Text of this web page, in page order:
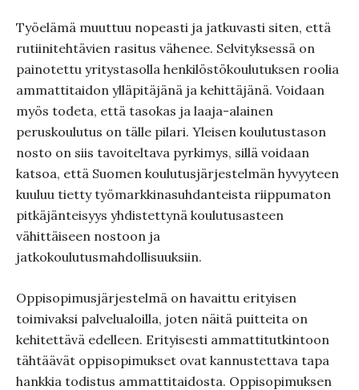
Työelämä muuttuu nopeasti ja jatkuvasti siten, että
rutiinitehtävien rasitus vähenee. Selvityksessä on
painotettu yritystasolla henkilöstökoulutuksen roolia
ammattitaidon ylläpitäjänä ja kehittäjänä. Voidaan
myös todeta, että tasokas ja laaja-alainen
peruskoulutus on tälle pilari. Yleisen koulutustason
nosto on siis tavoiteltava pyrkimys, sillä voidaan
katsoa, että Suomen koulutusjärjestelmän hyvyyteen
kuuluu tietty työmarkkinasuhdanteista riippumaton
pitkäjänteisyys yhdistettynä koulutusasteen
vähittäiseen nostoon ja
jatkokoulutusmahdollisuuksiin.
Oppisopimusjärjestelmä on havaittu erityisen
toimivaksi palvelualoilla, joten näitä puitteita on
kehitettävä edelleen. Erityisesti ammattitutkintoon
tähtäävät oppisopimukset ovat kannustettava tapa
hankkia todistus ammattitaidosta. Oppisopimuksen